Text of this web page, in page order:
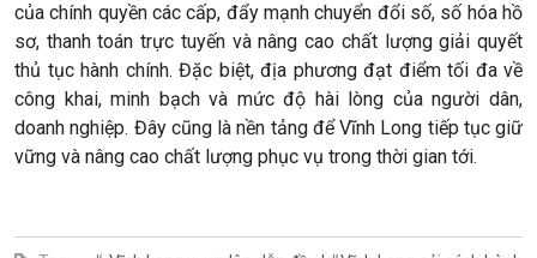
Kinh tế
Tin Kinh tế
Trước giờ mở cửa
Dòng chảy Kinh tế
Tuyên chiến với gian lận
Nông nghiệp & Biển đảo
Tin Nông nghiệp & Biển
đảo
Mùa vàng
đảo
của chính quyền các cấp, đẩy mạnh chuyển đổi số, số hóa hồ
sơ, thanh toán trực tuyến và nâng cao chất lượng giải quyết
thủ tục hành chính. Đặc biệt, địa phương đạt điểm tối đa về
công khai, minh bạch và mức độ hài lòng của người dân,
doanh nghiệp. Đây cũng là nền tảng để Vĩnh Long tiếp tục giữ
vững và nâng cao chất lượng phục vụ trong thời gian tới.